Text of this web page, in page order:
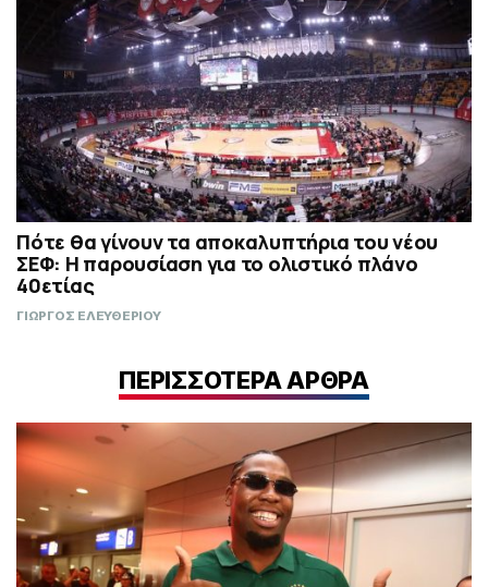
Πότε θα γίνουν τα αποκαλυπτήρια του νέου
ΣΕΦ: Η παρουσίαση για το ολιστικό πλάνο
40ετίας
ΓΙΩΡΓΟΣ ΕΛΕΥΘΕΡΙΟΥ
ΠΕΡΙΣΣΟΤΕΡΑ ΑΡΘΡΑ